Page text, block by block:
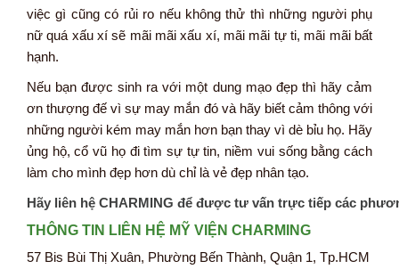
việc gì cũng có rủi ro nếu không thử thì những người phụ
nữ quá xấu xí sẽ mãi mãi xấu xí, mãi mãi tự ti, mãi mãi bất
hạnh.
Nếu bạn được sinh ra với một dung mạo đẹp thì hãy cảm
ơn thượng đế vì sự may mắn đó và hãy biết cảm thông với
những người kém may mắn hơn bạn thay vì dè bỉu họ. Hãy
ủng hộ, cổ vũ họ đi tìm sự tự tin, niềm vui sống bằng cách
làm cho mình đẹp hơn dù chỉ là vẻ đẹp nhân tạo.
Hãy liên hệ CHARMING để được tư vấn trực tiếp các
THÔNG TIN LIÊN HỆ MỸ VIỆN CHARMING
57 Bis Bùi Thị Xuân, Phường Bến Thành, Quận 1, Tp.HCM